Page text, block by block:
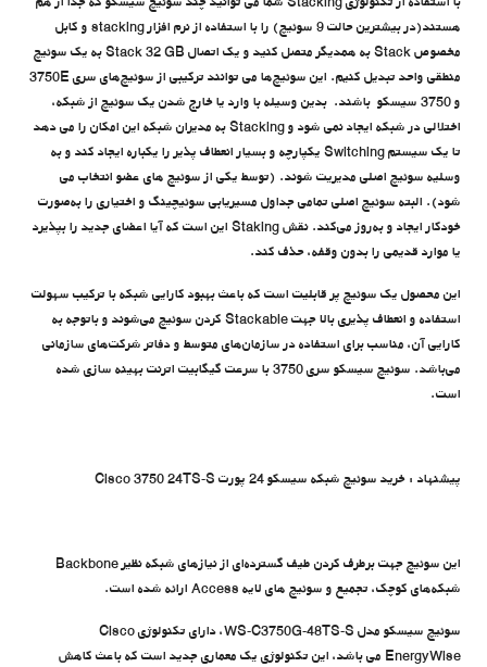
هستند(در بیشترین حالت 9 سوئیچ) را با استفاده از نرم افزار stacking و کابل
مخصوص Stack به همدیگر متصل کنید و یک اتصال Stack 32 GB به یک سوئیچ
منطقی واحد تبدیل کنیم. این سوئیچ‌ها می توانند ترکیبی از سوئیچ‌های سری 3750E
و 3750 سیسکو باشند. بدین وسیله با وارد یا خارج شدن یک سوئیچ از شبکه،
اختلالی در شبکه ایجاد نمی شود و Stacking به مدیران شبکه این امکان را می دهد
تا یک سیستم Switching یکپارچه و بسیار انعطاف پذیر را یکباره ایجاد کند و به
وسلیه سوئیچ اصلی مدیریت شوند. (توسط یکی از سوئیچ های عضو انتخاب می
شود). البته سوئیچ اصلی تمامی جداول مسیریابی سوئیچینگ و اختیاری را به‌صورت
خودکار ایجاد و به‌روز می‌کند. نقش Staking این است که آیا اعضای جدید را بپذیرد
یا موارد قدیمی را بدون وقفه، حذف کند.
این محصول یک سوئیچ پر قابلیت است که باعث بهبود کارایی شبکه با ترکیب سهولت
استفاده و انعطاف پذیری بالا جهت Stackable کردن سوئیچ می‌شوند و باتوجه به
کارایی آن، مناسب برای استفاده در سازمان‌های متوسط و دفاتر شرکت‌های سازمانی
می‌باشد. سوئیچ سیسکو سری 3750 با سرعت گیگابیت اترنت بهینه سازی شده
است.
پیشنهاد : خرید سوئیچ شبکه سیسکو 24 پورت Cisco 3750 24TS-S
این سوئیچ جهت برطرف کردن طیف گسترده‌ای از نیازهای شبکه نظیر Backbone
شبکه‌های کوچک، تجمیع و سوئیچ های لایه Access ارائه شده است.
سوئیچ سیسکو مدل WS-C3750G-48TS-S، دارای تکنولوژی Cisco
EnergyWise می باشد، این تکنولوژی یک معماری جدید است که باعث کاهش